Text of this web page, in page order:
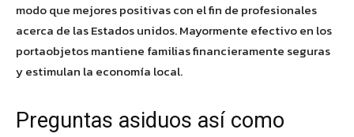
modo que mejores positivas con el fin de profesionales
acerca de las Estados unidos. Mayormente efectivo en los
portaobjetos mantiene familias financieramente seguras
y estimulan la economía local.
Preguntas asiduos así­ como